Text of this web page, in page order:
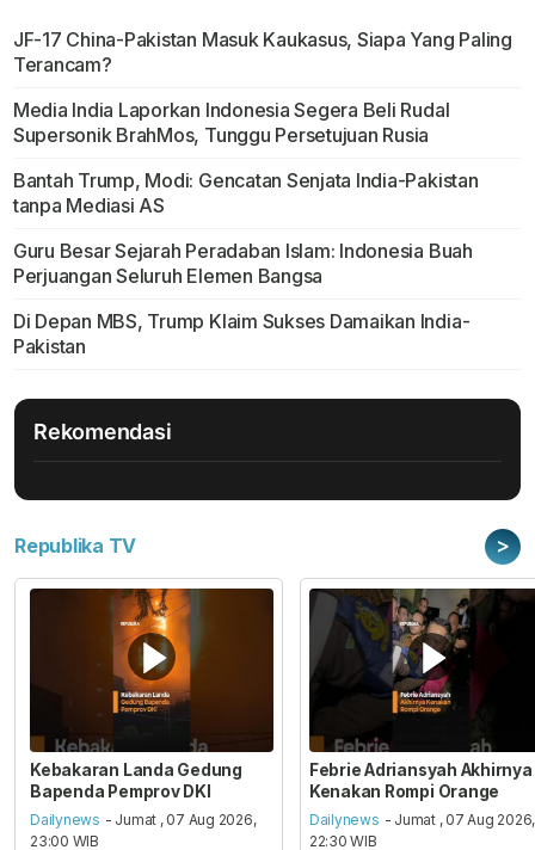
JF-17 China-Pakistan Masuk Kaukasus, Siapa Yang Paling
Terancam?
Media India Laporkan Indonesia Segera Beli Rudal
Supersonik BrahMos, Tunggu Persetujuan Rusia
Bantah Trump, Modi: Gencatan Senjata India-Pakistan
tanpa Mediasi AS
Guru Besar Sejarah Peradaban Islam: Indonesia Buah
Perjuangan Seluruh Elemen Bangsa
Di Depan MBS, Trump Klaim Sukses Damaikan India-
Pakistan
Rekomendasi
Republika TV >
Kebakaran Landa Gedung
Bapenda Pemprov DKI
Dailynews - Jumat , 07 Aug 2026,
23:00 WIB
Febrie Adriansyah Akhirnya
Kenakan Rompi Orange
Dailynews - Jumat , 07 Aug 2026,
22:30 WIB